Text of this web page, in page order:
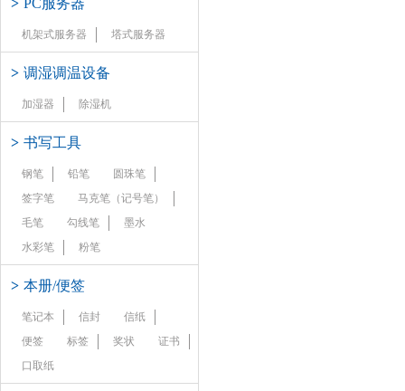
> PC服务器
机架式服务器 塔式服务器
> 调湿调温设备
加湿器 除湿机
> 书写工具
钢笔 铅笔
圆珠笔
签字笔
马克笔（记号笔）
毛笔
勾线笔
墨水
水彩笔
粉笔
> 本册/便签
笔记本 信封
信纸
便签
标签 奖状
证书
口取纸